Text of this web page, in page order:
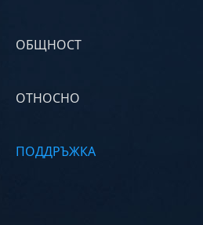
ОБЩНОСТ
ОТНОСНО
ПОДДРЪЖКА